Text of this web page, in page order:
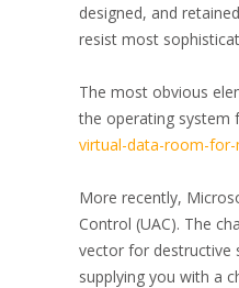
designed, and
resist most
The most obvious
the operating system
virtual-data-room-
More recently,
Control (UAC). The
vector for destructive
supplying you with a